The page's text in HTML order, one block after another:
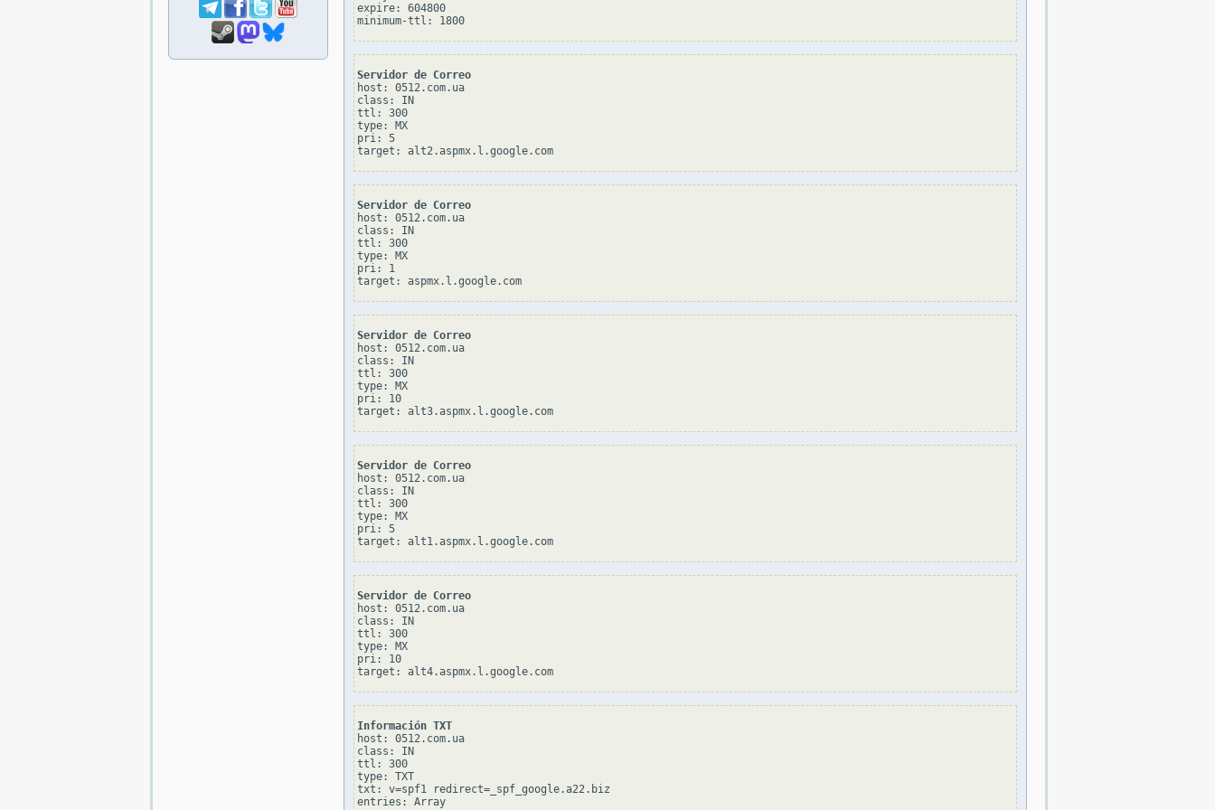
expire: 604800
minimum-ttl: 1800
Servidor de Correo
host: 0512.com.ua
class: IN
ttl: 300
type: MX
pri: 5
target: alt2.aspmx.l.google.com
Servidor de Correo
host: 0512.com.ua
class: IN
ttl: 300
type: MX
pri: 1
target: aspmx.l.google.com
Servidor de Correo
host: 0512.com.ua
class: IN
ttl: 300
type: MX
pri: 10
target: alt3.aspmx.l.google.com
Servidor de Correo
host: 0512.com.ua
class: IN
ttl: 300
type: MX
pri: 5
target: alt1.aspmx.l.google.com
Servidor de Correo
host: 0512.com.ua
class: IN
ttl: 300
type: MX
pri: 10
target: alt4.aspmx.l.google.com
Información TXT
host: 0512.com.ua
class: IN
ttl: 300
type: TXT
txt: v=spf1 redirect=_spf_google.a22.biz
entries: Array